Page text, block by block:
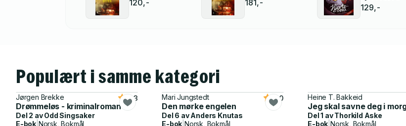
120,-
181,-
129,-
Populært i samme kategori
Jørgen Brekke
Drømmeløs - kriminalroman
4.3
Del 2 avOdd Singsaker
E-bok Norsk, Bokmål
Mari Jungstedt
Den mørke engelen
4.0
Del 6 avAnders Knutas
E-bok Norsk, Bokmål
Heine T. Bakkeid
Jeg skal savne deg i
Del 1 avThorkild Aske
E-bok |Norsk, Bokmål